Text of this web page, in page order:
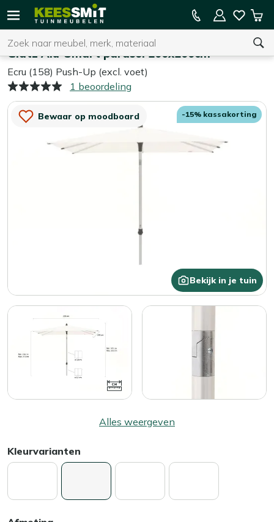
Kees
Tuinmeubelen
Zoeken
U heeft geen product(en) in uw winkelwagen.
15% kassakorting op de hele collectie
Glatz Alu-Smart parasol 200x200cm
Ecru (158) Push-Up (excl. voet)
1 beoordeling
Bewaar op moodboard
Bekijk in je tuin
-15% kassakorting
Alles weergeven
Kleurvarianten